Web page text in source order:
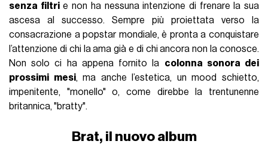
senza filtrie non ha nessuna intenzione di frenare la sua
ascesa al successo. Sempre più proiettata verso la
consacrazione a popstar mondiale, è pronta a conquistare
l’attenzione di chi la ama già e di chi ancora non la conosce.
Non solo ci ha appena fornito la colonna sonora dei
prossimi mesi, ma anche l’estetica, un mood schietto,
impenitente, "monello" o, come direbbe la trentunenne
britannica, "bratty".
Brat, il nuovo album